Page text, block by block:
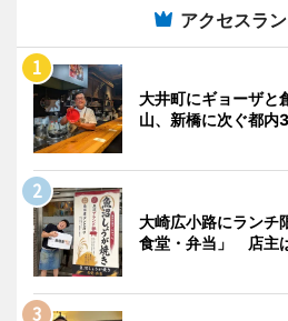
アクセスラ
大井町にギョーザ
山、新橋に次ぐ都内
大崎広小路にランチ
食堂・弁当」 店主